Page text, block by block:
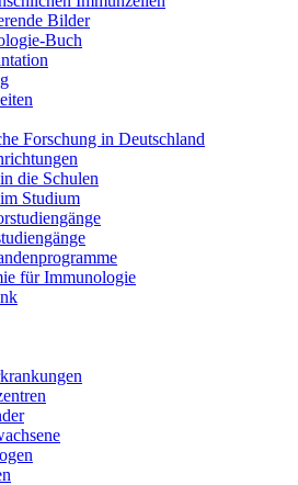
Bilder
Buch
Forschung in Deutschland
die Schulen
Studium
für Immunologie